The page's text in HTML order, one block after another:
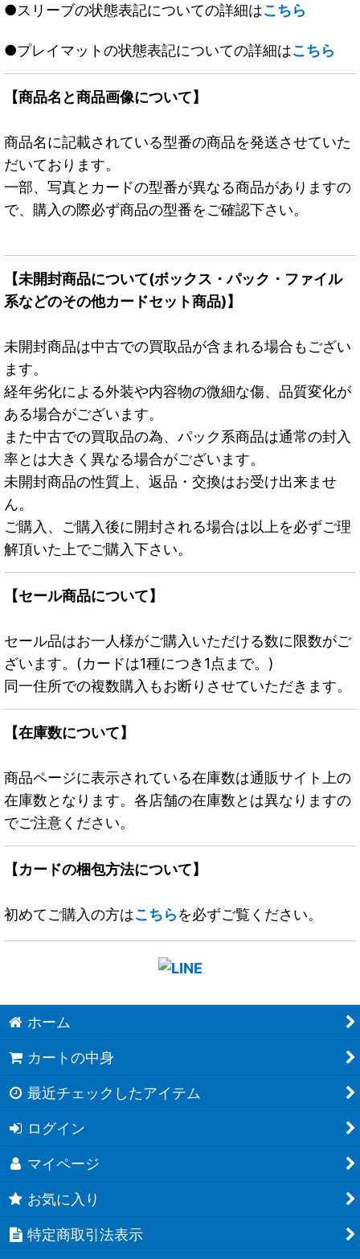
●スリーブの状態表記についての詳細はこちら
●プレイマットの状態表記についての詳細はこちら
【商品名と商品画像について】
商品名に記載されている型番の商品を発送させていた
だいております。
一部、写真とカードの型番が異なる商品がありますの
で、購入の際必ず商品の型番をご確認下さい。
【未開封商品について(ボックス・パック・ファイル
系などのその他カードセット商品)】
未開封商品は中古での買取品が含まれる場合もござい
ます。
経年劣化による外装や内容物の微細な傷、品質変化が
ある場合がございます。
また中古での買取品の為、パック系商品は通常の封入
率とは大きく異なる場合がございます。
未開封商品の性質上、返品・交換はお受け出来ませ
ん。
ご購入、ご購入後に開封される場合は以上を必ずご理
解頂いた上でご購入下さい。
【セール商品について】
セール品はお一人様がご購入いただける数に限数がご
ざいます。(カードは1種につき1点まで。)
同一住所での複数購入もお断りさせていただきます。
【在庫数について】
商品ページに表示されている在庫数は通販サイト上の
在庫数となります。各店舗の在庫数とは異なりますの
でご注意ください。
【カードの梱包方法について】
初めてご購入の方はこちらを必ずご覧ください。
ホーム
カートの中身
最近チェックしたアイテム
ログイン
マイページ
お気に入り
特定商取引法表示